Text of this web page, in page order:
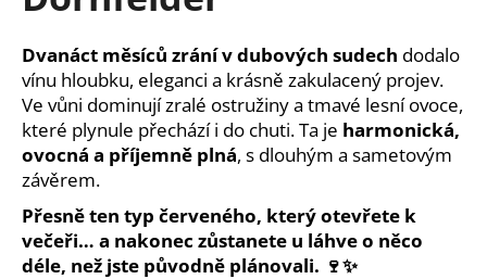
z
5
hvězdiček.
Dvanáct měsíců zrání v dubových sudech dodalo
vínu hloubku, eleganci a krásně zakulacený projev.
Ve vůni dominují zralé ostružiny a tmavé lesní ovoce,
které plynule přechází i do chuti. Ta je harmonická,
ovocná a příjemně plná, s dlouhým a sametovým
závěrem.
Přesně ten typ červeného, který otevřete k
večeři… a nakonec zůstanete u láhve o něco
déle, než jste původně plánovali. 🍷✨
j
í
t
?
HLEDAT